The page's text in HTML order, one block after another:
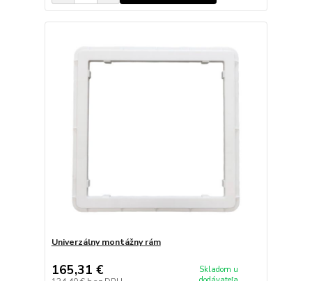
Univerzálny montážny rám
165,31 €
Skladom u